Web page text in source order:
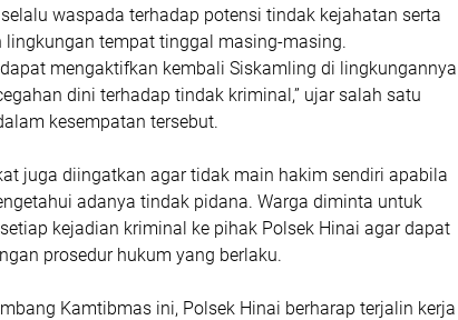
waspada terhadap potensi tindak kejahatan serta
lingkungan tempat tinggal masing-masing.
mengaktifkan kembali Siskamling di lingkungannya
dini terhadap tindak kriminal,” ujar salah satu
kesempatan tersebut.
juga diingatkan agar tidak main hakim sendiri apabila
adanya tindak pidana. Warga diminta untuk
kejadian kriminal ke pihak Polsek Hinai agar dapat
prosedur hukum yang berlaku.
Kamtibmas ini, Polsek Hinai berharap terjalin kerja